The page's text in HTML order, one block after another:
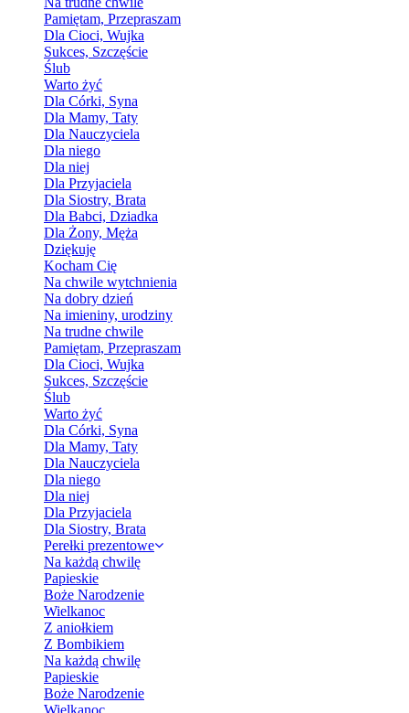
Pamiętam, Przepraszam
Dla Cioci, Wujka
Sukces, Szczęście
Ślub
Warto żyć
Dla Córki, Syna
Dla Mamy, Taty
Dla Nauczyciela
Dla niego
Dla niej
Dla Przyjaciela
Dla Siostry, Brata
Dla Babci, Dziadka
Dla Żony, Męża
Dziękuję
Kocham Cię
Na chwile wytchnienia
Na dobry dzień
Na imieniny, urodziny
Na trudne chwile
Pamiętam, Przepraszam
Dla Cioci, Wujka
Sukces, Szczęście
Ślub
Warto żyć
Dla Córki, Syna
Dla Mamy, Taty
Dla Nauczyciela
Dla niego
Dla niej
Dla Przyjaciela
Dla Siostry, Brata
Perełki prezentowe
Na każdą chwilę
Papieskie
Boże Narodzenie
Wielkanoc
Z aniołkiem
Z Bombikiem
Na każdą chwilę
Papieskie
Boże Narodzenie
Wielkanoc